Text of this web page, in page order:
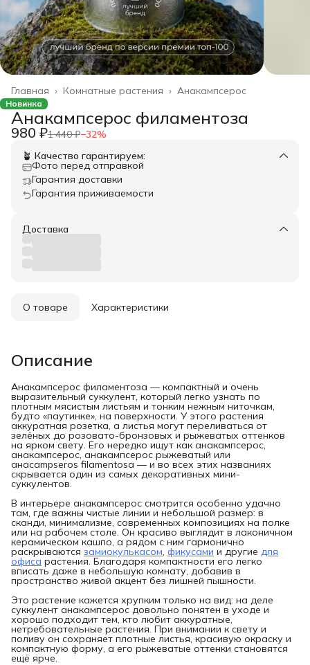
Анакампсерос
Комнатные растения ›
Главная ›
Новинка
Анакампсерос филаментоза
980 ₽1 440 ₽−32%
🪴 Качество гарантируем:
Фото перед отправкой
Гарантия доставки
Гарантия приживаемости
Доставка
О товаре Характеристики
Описание
Анакампсерос филаментоза — компактный и очень
выразительный суккулент, который легко узнать по
плотным мясистым листьям и тонким нежным ниточкам,
будто «паутинке», на поверхности. У этого растения
аккуратная розетка, а листья могут переливаться от
зелёных до розовато-бронзовых и рыжеватых оттенков
на ярком свету. Его нередко ищут как анакампсерос,
анакампсерос, анакампсерос рыжеватый или
анаcampseros filamentosа — и во всех этих названиях
скрывается один из самых декоративных мини-
суккулентов.
В интерьере анакампсерос смотрится особенно удачно
там, где важны чистые линии и небольшой размер: в
сканди, минимализме, современных композициях на полке
или на рабочем столе. Он красиво выглядит в лаконичном
керамическом кашпо, а рядом с ним гармонично
раскрываются замиокулькасом фикусами и другие для
офиса растения. Благодаря компактности его легко
вписать даже в небольшую комнату, добавив в
пространство живой акцент без лишней пышности.
Это растение кажется хрупким только на вид: на деле
суккулент анакампсерос довольно понятен в уходе и
хорошо подходит тем, кто любит аккуратные,
нетребовательные растения. При внимании к свету и
поливу он сохраняет плотные листья, красивую окраску и
компактную форму, а его рыжеватые оттенки становятся
ещё ярче.